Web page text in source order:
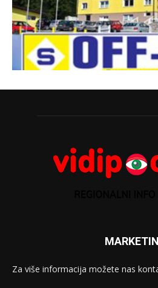
Za više informacija možete nas